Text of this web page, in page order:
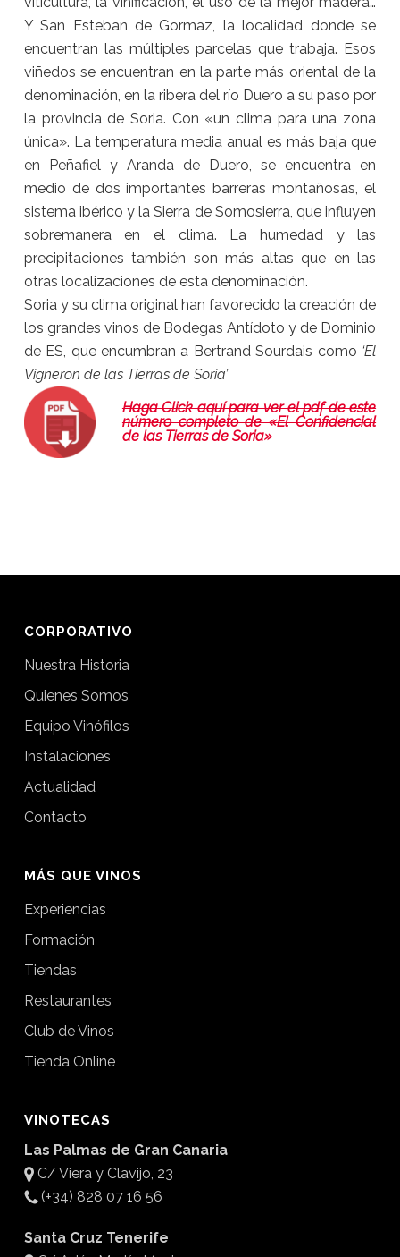
Y San Esteban de Gormaz, la localidad donde se
encuentran las múltiples parcelas que trabaja. Esos
viñedos se encuentran en la parte más oriental de la
denominación, en la ribera del río Duero a su paso por
la provincia de Soria. Con «un clima para una zona
única». La temperatura media anual es más baja que
en Peñafiel y Aranda de Duero, se encuentra en
medio de dos importantes barreras montañosas, el
sistema ibérico y la Sierra de Somosierra, que influyen
sobremanera en el clima. La humedad y las
precipitaciones también son más altas que en las
otras localizaciones de esta denominación.
Soria y su clima original han favorecido la creación de
los grandes vinos de Bodegas Antídoto y de Dominio
de ES, que encumbran a Bertrand Sourdais como ‘El
Vigneron de las Tierras de Soria’
Haga Click aquí para ver el pdf de este
número completo de «El Confidencial
de las Tierras de Soria»
CORPORATIVO
Nuestra Historia
Quienes Somos
Equipo Vinófilos
Instalaciones
Actualidad
Contacto
MÁS QUE VINOS
Experiencias
Formación
Tiendas
Restaurantes
Club de Vinos
Tienda Online
VINOTECAS
Las Palmas de Gran Canaria
C/ Viera y Clavijo, 23
(+34) 828 07 16 56
Santa Cruz Tenerife